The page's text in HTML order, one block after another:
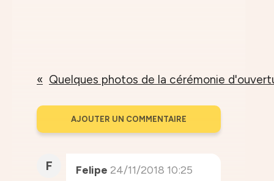
AJOUTER UN COMMENTAIRE
F Felipe 24/11/2018 10:25